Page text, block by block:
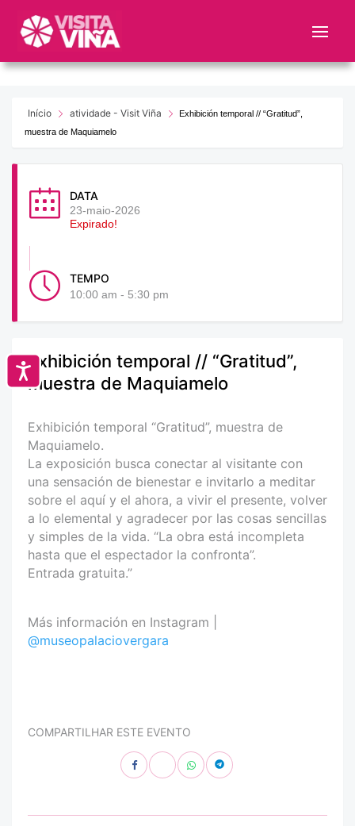
este
web
sistema
Accesibilidad
Início atividade - Visit Viña
Exhibición temporal // “Gratitud”,
muestra de Maquiamelo
DATA
23-maio-2026
Expirado!
TEMPO
10:00 am - 5:30 pm
Exhibición temporal // “Gratitud”,
muestra de Maquiamelo
Exhibición temporal “Gratitud”, muestra de
Maquiamelo.
La exposición busca conectar al visitante con
una sensación de bienestar e invitarlo a meditar
sobre el aquí y el ahora, a vivir el presente, volver
a lo elemental y agradecer por las cosas sencillas
y simples de la vida. “La obra está incompleta
hasta que el espectador la confronta”.
Entrada gratuita.”
Más información en Instagram |
@museopalaciovergara
COMPARTILHAR ESTE EVENTO